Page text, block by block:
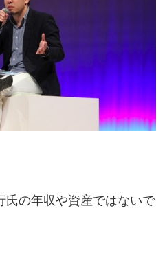
氏の年収や資産ではないで